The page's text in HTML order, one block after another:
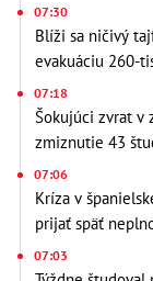
07:30
Blíži sa ničivý
evakuáciu 260-
07:18
Šokujúci zvrat v
zmiznutie 43
07:06
Kríza v
prijať späť
07:03